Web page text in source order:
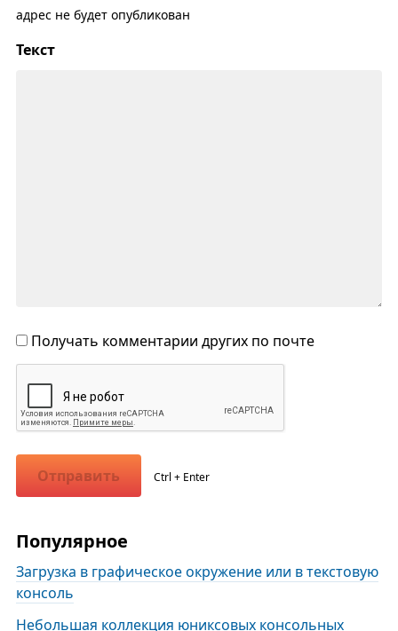
адрес не будет опубликован
Текст
Получать комментарии других по почте
Отправить Ctrl + Enter
Популярное
Загрузка в графическое окружение или в текстовую
консоль
Небольшая коллекция юниксовых консольных